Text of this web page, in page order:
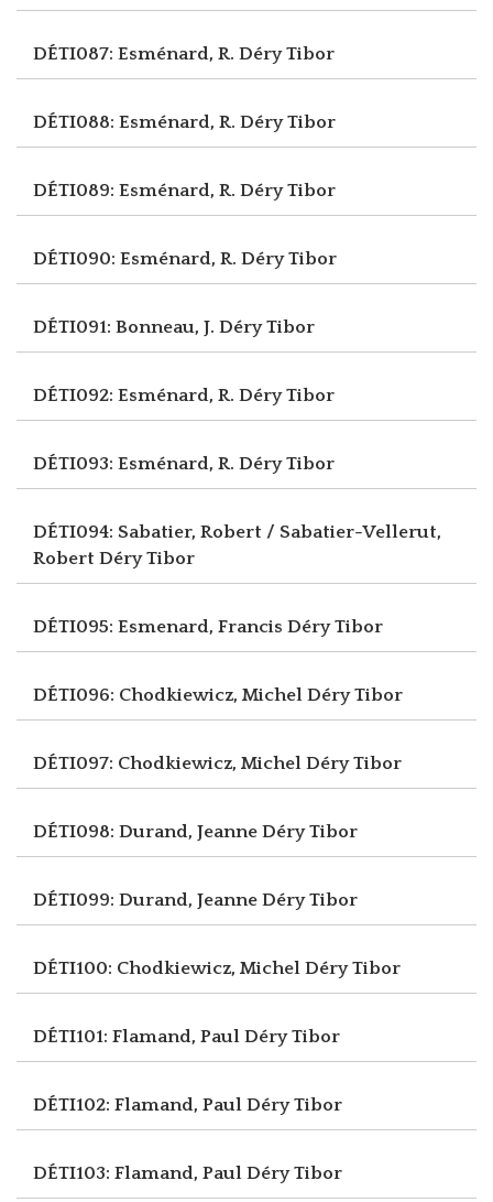
DÉTI087: Esménard, R. Déry Tibor
DÉTI088: Esménard, R. Déry Tibor
DÉTI089: Esménard, R. Déry Tibor
DÉTI090: Esménard, R. Déry Tibor
DÉTI091: Bonneau, J. Déry Tibor
DÉTI092: Esménard, R. Déry Tibor
DÉTI093: Esménard, R. Déry Tibor
DÉTI094: Sabatier, Robert / Sabatier-Vellerut,
Robert Déry Tibor
DÉTI095: Esmenard, Francis Déry Tibor
DÉTI096: Chodkiewicz, Michel Déry Tibor
DÉTI097: Chodkiewicz, Michel Déry Tibor
DÉTI098: Durand, Jeanne Déry Tibor
DÉTI099: Durand, Jeanne Déry Tibor
DÉTI100: Chodkiewicz, Michel Déry Tibor
DÉTI101: Flamand, Paul Déry Tibor
DÉTI102: Flamand, Paul Déry Tibor
DÉTI103: Flamand, Paul Déry Tibor